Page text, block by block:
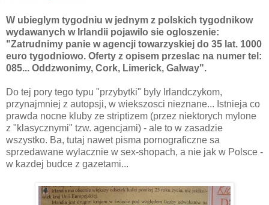
W ubieglym tygodniu w jednym z polskich tygodnikow
wydawanych w Irlandii pojawilo sie ogloszenie:
"Zatrudnimy panie w agencji towarzyskiej do 35 lat. 1000
euro tygodniowo. Oferty z opisem przeslac na numer tel:
085... Oddzwonimy, Cork, Limerick, Galway".
Do tej pory tego typu "przybytki" byly Irlandczykom,
przynajmniej z autopsji, w wiekszosci nieznane... Istnieja co
prawda nocne kluby ze striptizem (przez niektorych mylone
z "klasycznymi" tzw. agencjami) - ale to w zasadzie
wszystko. Ba, tutaj nawet pisma pornograficzne sa
sprzedawane wylacznie w sex-shopach, a nie jak w Polsce -
w kazdej budce z gazetami...